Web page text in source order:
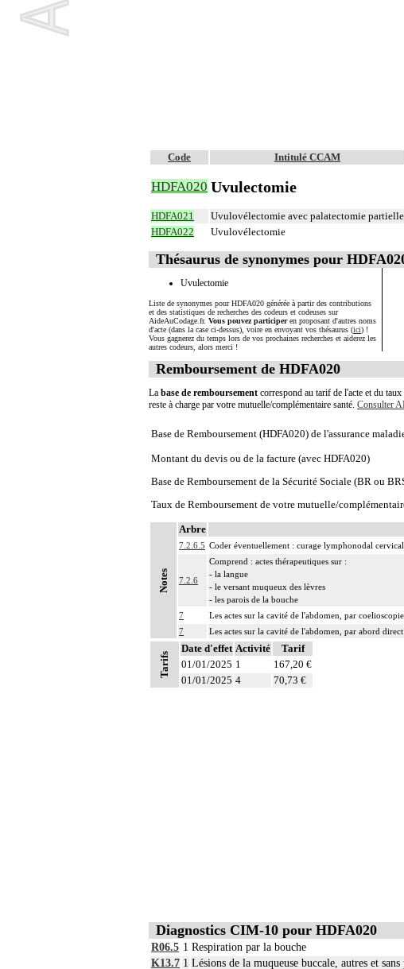
Code Intitulé CCAM
HDFA020 Uvulectomie
HDFA021 Uvulovélectomie avec palatectomie partielle
HDFA022 Uvulovélectomie
Thésaurus de synonymes pour
Uvulectomie
Liste de synonymes pour HDFA020 générée à partir des contributions
et des statistiques de recherches des codeurs et codeuses sur
AideAuCodage.fr. Vous pouvez participeren proposant d'autres noms
d'acte (dans la case ci-dessus), voire en envoyant vos thésaurus (ici) !
Vous gagnerez du temps lors de vos prochaines recherches et aiderez les
autres codeurs, alors merci !
Remboursement de HDFA020
La base de remboursement correspond au tarif de l'acte et du
reste à charge par votre mutuelle/complémentaire santé. Consulter
Base de Remboursement (HDFA020) de l'assurance
Montant du devis ou de la facture (avec HDFA020)
Base de Remboursement de la Sécurité Sociale (BR ou
Taux de Remboursement de votre mutuelle/
Notes
Arbre
7.2.6.5 Coder éventuellement : curage lymphonodal
7.2.6
Comprend : actes thérapeutiques sur :
- la langue
- le versant muqueux des lèvres
- les parois de la bouche
7
Les actes sur la cavité de l'abdomen, par
7
Les actes sur la cavité de l'abdomen, par abord
Tarifs
Date d'effet Activité
Tarif
01/01/2025 1
167,20 €
01/01/2025 4 70,73 €
Diagnostics CIM-10 pour HDFA020
R06.5 1 Respiration par la bouche
K13.7 1 Lésions de la muqueuse buccale, autres et sans